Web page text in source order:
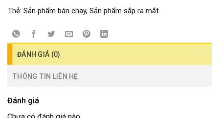
Thẻ: Sản phẩm bán chạy, Sản phẩm sắp ra mắt
ĐÁNH GIÁ (0)
THÔNG TIN LIÊN HỆ
Đánh giá